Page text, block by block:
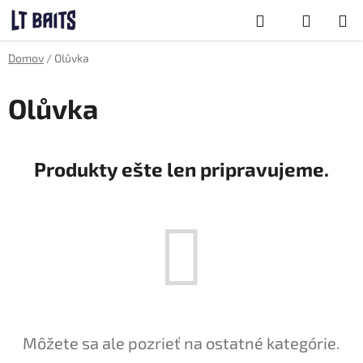
Prejsť
obsah
Domov / Olůvka
Olůvka
Produkty ešte len pripravujeme.
Môžete sa ale pozrieť na ostatné kategórie.